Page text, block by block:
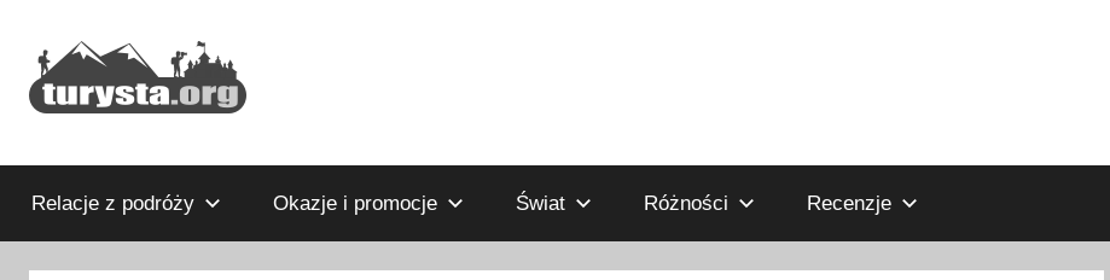
treści
Turysta.org
blog
podróżniczy
Relacje z podróży Okazje i promocje Świat Różności Recenzje